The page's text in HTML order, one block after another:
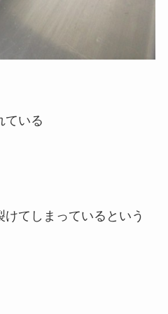
ている
けてしまっているという